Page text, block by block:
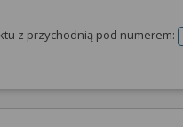
z przychodnią pod numerem: